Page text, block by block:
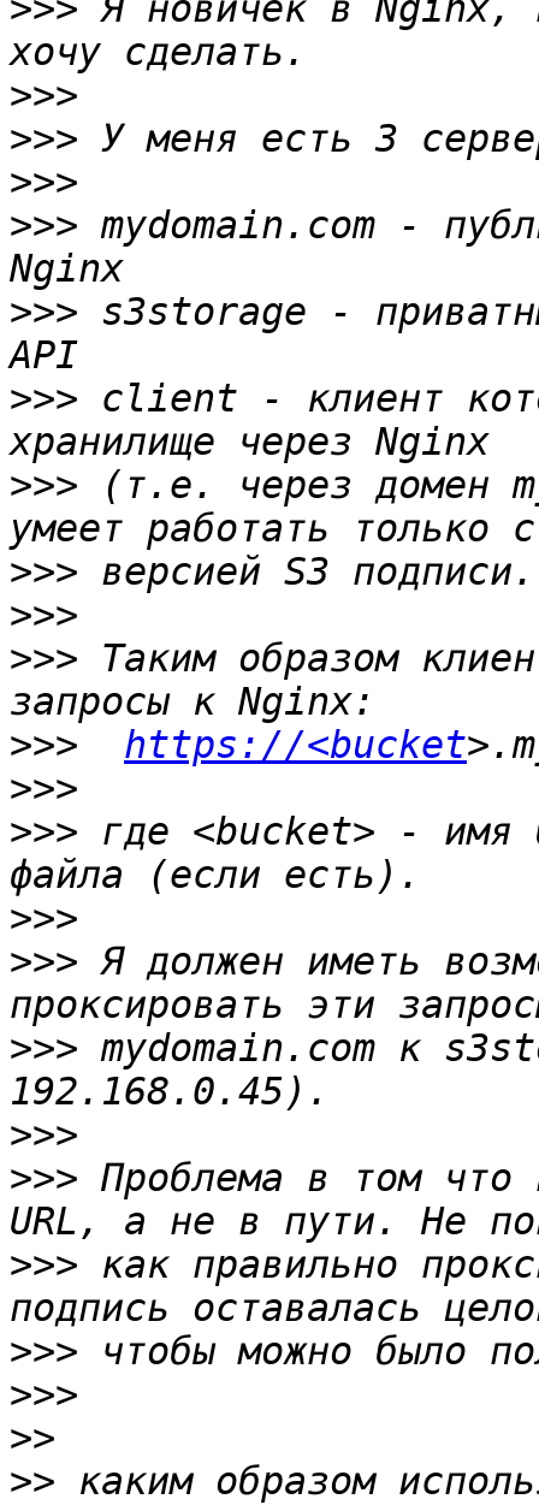
>>> Я новичёк в Nginx,
>>>
>>>
>>>
>>> mydomain.com -
>>> s3storage -
>>> client - клиент
>>> (т.е. через домен
>>>
>>>
>>> Таким образом
>>>
https://<bucket
>>>
>>> где <bucket> - имя
>>>
>>> Я должен иметь
>>> mydomain.com к
>>>
>>> Проблема в том что
>>> как правильно
>>>
>>>
>>
>> каким образом